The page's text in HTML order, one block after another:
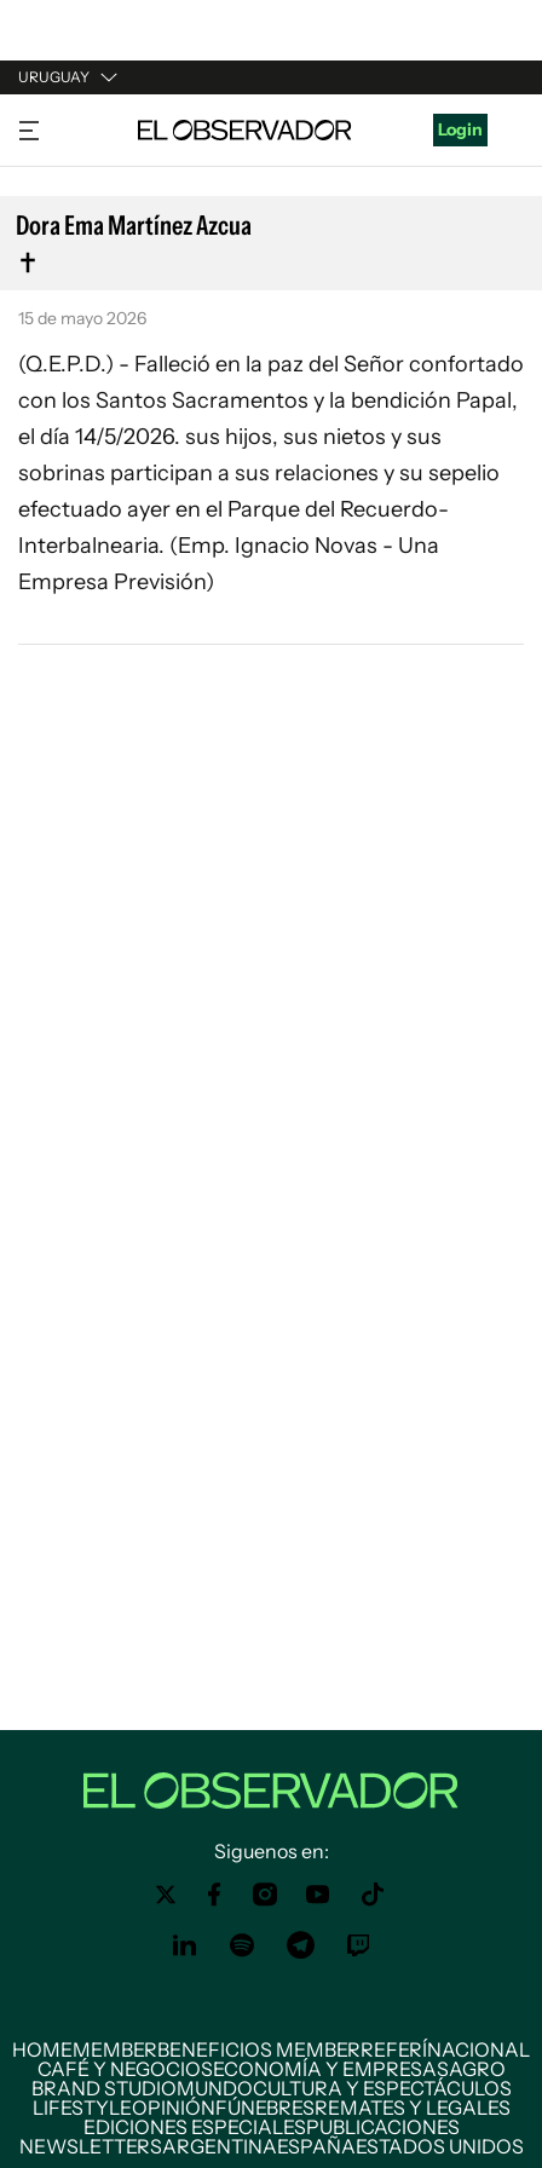
URUGUAY
URUGUAY
ARGENTINA
ESPAÑA
ESTADOS UNIDOS
Login
Dora Ema Martínez Azcua
15 de mayo 2026
(Q.E.P.D.) - Falleció en la paz del Señor confortado
con los Santos Sacramentos y la bendición Papal,
el día 14/5/2026. sus hijos, sus nietos y sus
sobrinas participan a sus relaciones y su sepelio
efectuado ayer en el Parque del Recuerdo-
Interbalnearia. (Emp. Ignacio Novas - Una
Empresa Previsión)
Siguenos en:
HOMEMEMBERBENEFICIOS MEMBERREFERÍNACIONAL
CAFÉ Y NEGOCIOSECONOMÍA Y EMPRESASAGRO
BRAND STUDIOMUNDOCULTURA Y ESPECTÁCULOS
LIFESTYLEOPINIÓNFÚNEBRESREMATES Y LEGALES
EDICIONES ESPECIALESPUBLICACIONES
NEWSLETTERSARGENTINAESPAÑAESTADOS UNIDOS